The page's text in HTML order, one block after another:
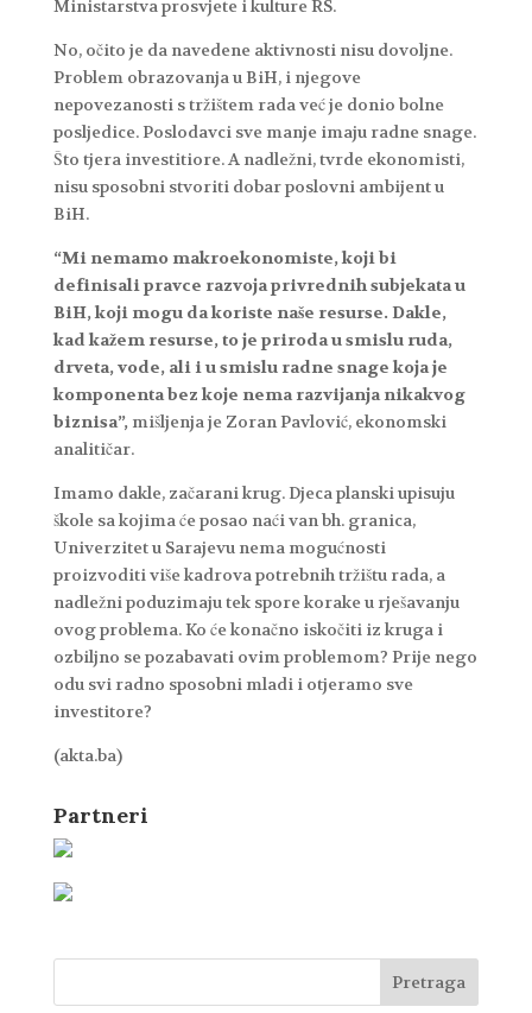
Ministarstva prosvjete i kulture RS.
No, očito je da navedene aktivnosti nisu dovoljne.
Problem obrazovanja u BiH, i njegove
nepovezanosti s tržištem rada već je donio bolne
posljedice. Poslodavci sve manje imaju radne snage.
Što tjera investitiore. A nadležni, tvrde ekonomisti,
nisu sposobni stvoriti dobar poslovni ambijent u
BiH.
“Mi nemamo makroekonomiste, koji bi
definisali pravce razvoja privrednih subjekata u
BiH, koji mogu da koriste naše resurse. Dakle,
kad kažem resurse, to je priroda u smislu ruda,
drveta, vode, ali i u smislu radne snage koja je
komponenta bez koje nema razvijanja nikakvog
biznisa”, mišljenja je Zoran Pavlović, ekonomski
analitičar.
Imamo dakle, začarani krug. Djeca planski upisuju
škole sa kojima će posao naći van bh. granica,
Univerzitet u Sarajevu nema mogućnosti
proizvoditi više kadrova potrebnih tržištu rada, a
nadležni poduzimaju tek spore korake u rješavanju
ovog problema. Ko će konačno iskočiti iz kruga i
ozbiljno se pozabavati ovim problemom? Prije nego
odu svi radno sposobni mladi i otjeramo sve
investitore?
(akta.ba)
Partneri